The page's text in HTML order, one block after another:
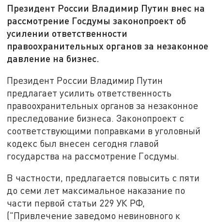
Президент России Владимир Путин внес на
рассмотрение Госдумы законопроект об
усилении ответственности
правоохранительных органов за незаконное
давление на бизнес.
Президент России Владимир Путин
предлагает усилить ответственность
правоохранительных органов за незаконное
преследование бизнеса. Законопроект с
соответствующими поправками в уголовный
кодекс был внесен сегодня главой
государства на рассмотрение Госдумы.
В частности, предлагается повысить с пяти
до семи лет максимальное наказание по
части первой статьи 229 УК РФ,
("Привлечение заведомо невиновного к